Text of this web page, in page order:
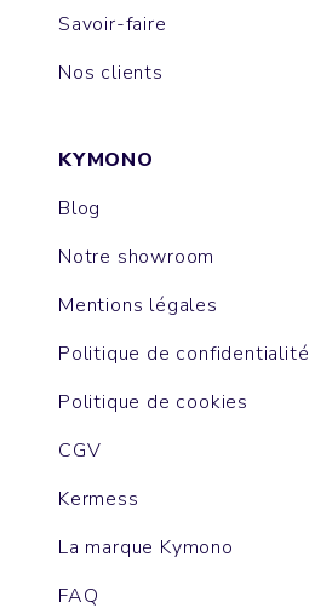
Savoir-faire
Nos clients
KYMONO
Blog
Notre showroom
Mentions légales
Politique de confidentialité
Politique de cookies
CGV
Kermess
La marque Kymono
FAQ